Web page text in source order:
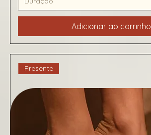
Adicionar ao carrinho
Presente